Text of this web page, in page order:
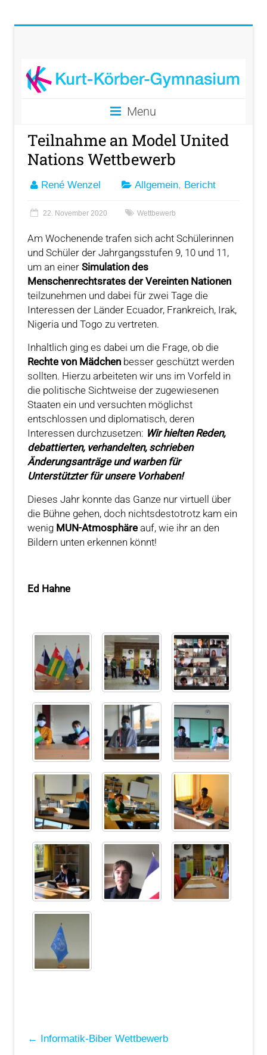
Menu
Teilnahme an Model United
Nations Wettbewerb
René Wenzel Allgemein, Bericht
22. November 2020 Wettbewerb
Am Wochenende trafen sich acht Schülerinnen
und Schüler der Jahrgangsstufen 9, 10 und 11,
um an einer Simulation des
Menschenrechtsrates der Vereinten Nationen
teilzunehmen und dabei für zwei Tage die
Interessen der Länder Ecuador, Frankreich, Irak,
Nigeria und Togo zu vertreten.
Inhaltlich ging es dabei um die Frage, ob die
Rechte von Mädchenbesser geschützt werden
sollten. Hierzu arbeiteten wir uns im Vorfeld in
die politische Sichtweise der zugewiesenen
Staaten ein und versuchten möglichst
entschlossen und diplomatisch, deren
Interessen durchzusetzen: Wir hielten Reden,
debattierten, verhandelten, schrieben
Änderungsanträge und warben für
Unterstützter für unsere Vorhaben!
Dieses Jahr konnte das Ganze nur virtuell über
die Bühne gehen, doch nichtsdestotrotz kam ein
wenig MUN-Atmosphäreauf, wie ihr an den
Bildern unten erkennen könnt!
Ed Hahne
← Informatik-Biber Wettbewerb